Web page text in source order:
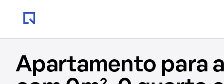
Apartamento para